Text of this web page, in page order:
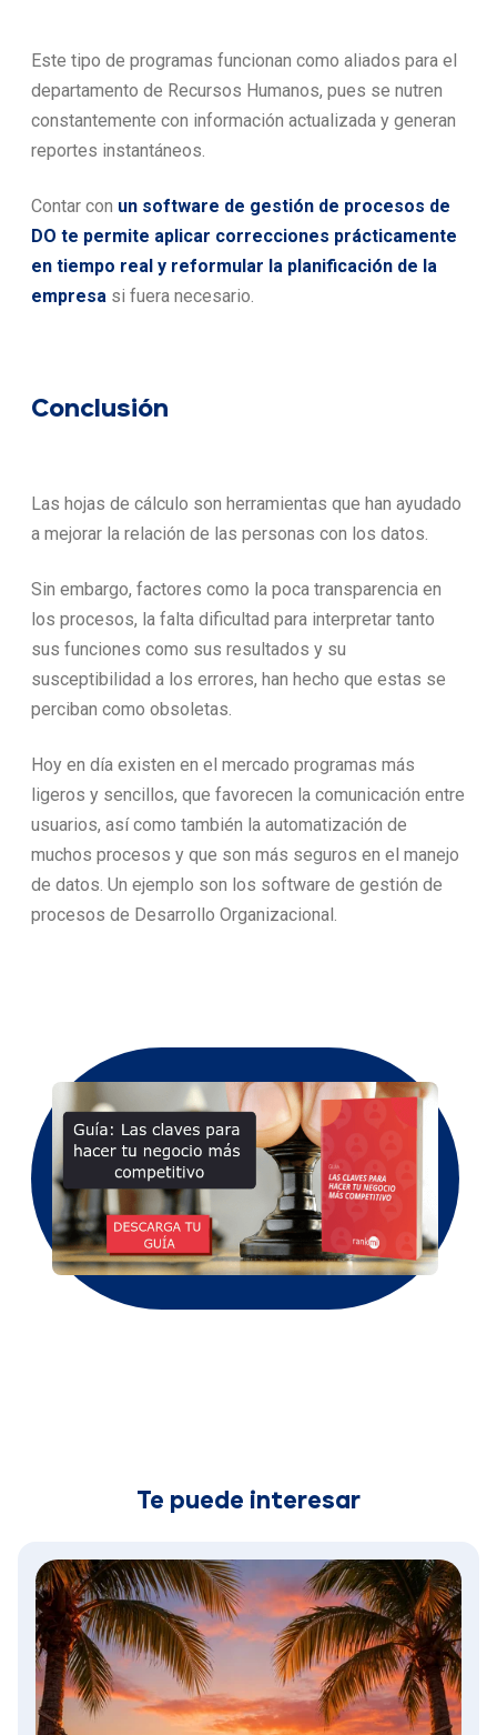
Este tipo de programas funcionan como aliados para el
departamento de Recursos Humanos, pues se nutren
constantemente con información actualizada y generan
reportes instantáneos.
Contar con un software de gestión de procesos de
DO te permite aplicar correcciones prácticamente
en tiempo real y reformular la planificación de la
empresa si fuera necesario.
Conclusión
Las hojas de cálculo son herramientas que han ayudado
a mejorar la relación de las personas con los datos.
Sin embargo, factores como la poca transparencia en
los procesos, la falta dificultad para interpretar tanto
sus funciones como sus resultados y su
susceptibilidad a los errores, han hecho que estas se
perciban como obsoletas.
Hoy en día existen en el mercado programas más
ligeros y sencillos, que favorecen la comunicación entre
usuarios, así como también la automatización de
muchos procesos y que son más seguros en el manejo
de datos. Un ejemplo son los software de gestión de
procesos de Desarrollo Organizacional.
Te puede interesar